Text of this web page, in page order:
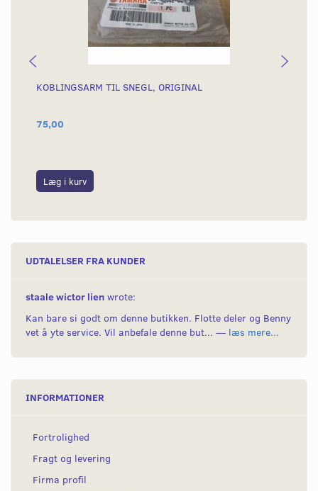
KOBLINGSARM TIL SNEGL, ORIGINAL
75,00
Læg i kurv
UDTALELSER FRA KUNDER
staale wictor lien wrote:
Kan bare si godt om denne butikken. Flotte deler og Benny
vet å yte service. Vil anbefale denne but... — læs mere...
INFORMATIONER
Fortrolighed
Fragt og levering
Firma profil